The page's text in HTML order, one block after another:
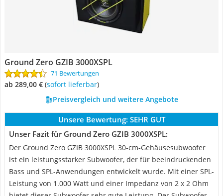
Ground Zero GZIB 3000XSPL
71 Bewertungen
ab 289,00 € ( Sofort lieferbar)
Preisvergleich und weitere Angebote
Unsere Bewertung: SEHR GUT
Unser Fazit für Ground Zero GZIB 3000XSPL:
Der Ground Zero GZIB 3000XSPL 30-cm-Gehäusesubwoofer
ist ein leistungsstarker Subwoofer, der für beeindruckenden
Bass und SPL-Anwendungen entwickelt wurde. Mit einer SPL-
Leistung von 1.000 Watt und einer Impedanz von 2 x 2 Ohm